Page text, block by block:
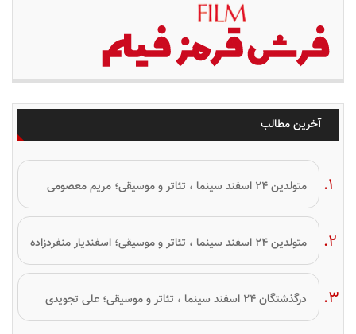
آخرین مطالب
متولدین ۲۴ اسفند سینما ، تئاتر و موسیقی؛ مریم معصومی
متولدین ۲۴ اسفند سینما ، تئاتر و موسیقی؛ اسفندیار منفردزاده
درگذشتگان ۲۴ اسفند سینما ، تئاتر و موسیقی؛ علی تجویدی